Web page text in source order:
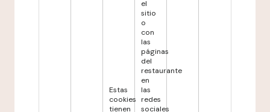
Estas
cookies
tienen
el
sitio
o
con
las
páginas
del
restaurante
en
las
redes
sociales